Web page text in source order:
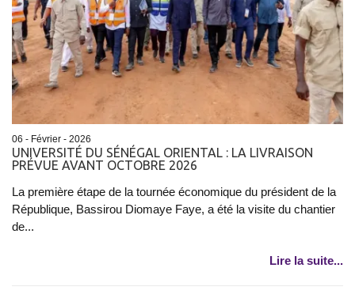
06 - Février - 2026
UNIVERSITÉ DU SÉNÉGAL ORIENTAL : LA LIVRAISON
PRÉVUE AVANT OCTOBRE 2026
La première étape de la tournée économique du président de la
République, Bassirou Diomaye Faye, a été la visite du chantier
de...
Lire la suite...